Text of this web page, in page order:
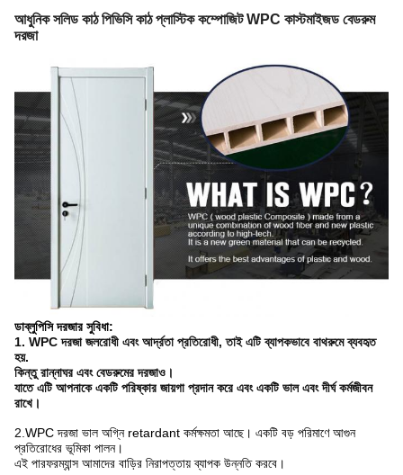
আধুনিক সলিড কাঠ পিভিসি কাঠ প্লাস্টিক কম্পোজিট WPC কাস্টমাইজড বেডরুম
দরজা
ডাব্লুপিসি দরজার সুবিধা:
1. WPC দরজা জলরোধী এবং আর্দ্রতা প্রতিরোধী, তাই এটি ব্যাপকভাবে বাথরুমে ব্যবহৃত
হয়.
কিন্তু রান্নাঘর এবং বেডরুমের দরজাও।
যাতে এটি আপনাকে একটি পরিষ্কার জায়গা প্রদান করে এবং একটি ভাল এবং দীর্ঘ কর্মজীবন
রাখে।
2. WPC দরজা ভাল অগ্নি retardant কর্মক্ষমতা আছে। একটি বড় পরিমাণে আগুন
প্রতিরোধের ভূমিকা পালন।
এই পারফরম্যান্স আমাদের বাড়ির নিরাপত্তায় ব্যাপক উন্নতি করবে।